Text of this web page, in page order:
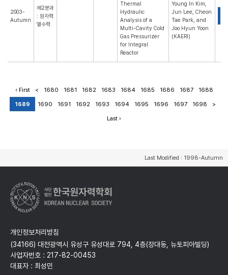
2003-
Autumn
제2분과
: 원자력
열수력
Thermal
Hydraulic
Analysis of a
Multi-Cavity Cold
Gas Pressurizer
for Integral
Reactor
Young In Kim,
Jun Lee, Cheon
Tae Park, and
Joo Hyun Yoon
(KAERI)
‹ First < 1680 1681 1682 1683 1684 1685 1686 1687
1688
1689
1690 1691 1692 1693 1694 1695 1696 1697 1698
>
Last ›
Last Modified : 1998-Autumn
개인정보처리방침
(34166) 대전광역시 유성구 유성대로 794, 4층(장대동, 뉴토피아빌딩)
사업자번호 : 217-82-00453
대표자 : 최성민